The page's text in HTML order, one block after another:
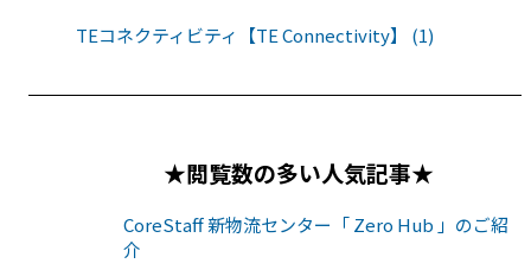
TEコネクティビティ【TE Connectivity】 (1)
★閲覧数の多い人気記事★
CoreStaff 新物流センター「 Zero Hub 」のご紹
介